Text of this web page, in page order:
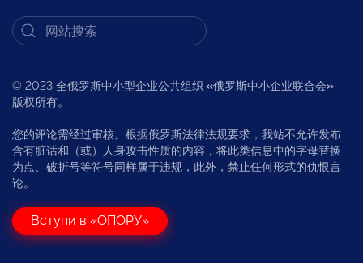
© 2023 全俄罗斯中小型企业公共组织 «俄罗斯中小企业联合会»
版权所有。
您的评论需经过审核。根据俄罗斯法律法规要求，我站不允许发布
含有脏话和（或）人身攻击性质的内容，将此类信息中的字母替换
为点、破折号等符号同样属于违规，此外，禁止任何形式的仇恨言
论。
Вступи в «ОПОРУ»